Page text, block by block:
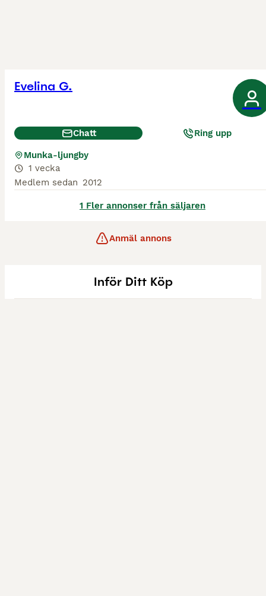
Evelina G.
Chatt Ring upp
Munka-ljungby
1 vecka
Medlem sedan 2012
1 Fler annonser från säljaren
Anmäl annons
Inför Ditt Köp